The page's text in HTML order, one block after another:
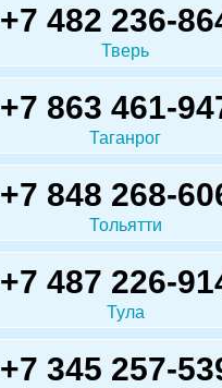
+7 482 236-
Тверь
+7 863 461-
Таганрог
+7 848 268-
Тольятти
+7 487 226-
Тула
+7 345 257-